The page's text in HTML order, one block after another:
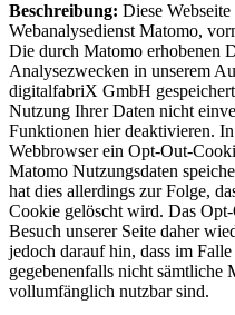
Beschreibung: Diese
Webanalysedienst Matomo,
Die durch Matomo erhobenen
Analysezwecken in unserem
digitalfabriX GmbH
Nutzung Ihrer Daten nicht
Funktionen hier deaktivieren.
Webbrowser ein Opt-Out-
Matomo Nutzungsdaten
hat dies allerdings zur Folge,
Cookie gelöscht wird. Das
Besuch unserer Seite daher
jedoch darauf hin, dass im
gegebenenfalls nicht sämtliche
vollumfänglich nutzbar sind.